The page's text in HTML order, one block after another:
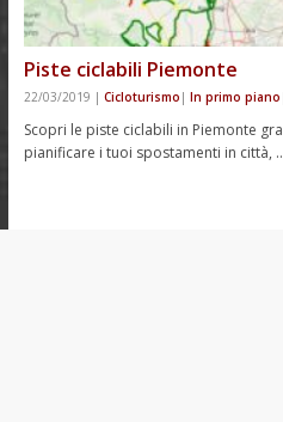
Piste ciclabili Piemonte
22/03/2019 | Cicloturismo | In primo piano
Scopri le piste ciclabili in Piemonte
pianificare i tuoi spostamenti in città,